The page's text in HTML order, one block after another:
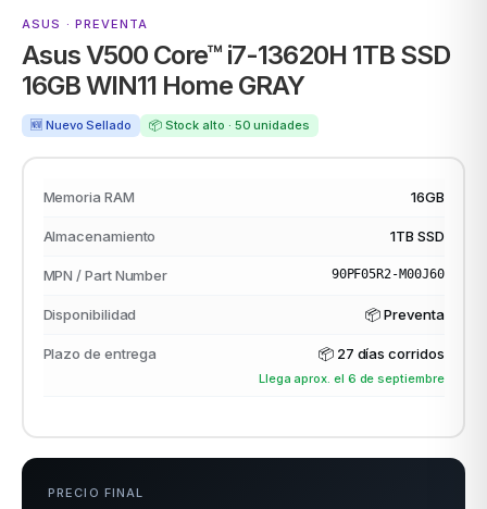
ACER
ASUS · PREVENTA
Asus V500 Core™ i7-13620H 1TB SSD
16GB WIN11 Home GRAY
🆕 Nuevo Sellado 📦 Stock alto · 50 unidades
Memoria RAM 16GB
Almacenamiento 1TB SSD
MPN / Part Number 90PF05R2-M00J60
Disponibilidad 📦 Preventa
Plazo de entrega 📦 27 días corridos
Llega aprox. el 6 de septiembre
PRECIO FINAL